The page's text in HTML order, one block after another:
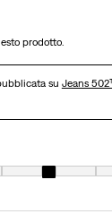
prodotto.
su Jeans
1 è uguale a Molto